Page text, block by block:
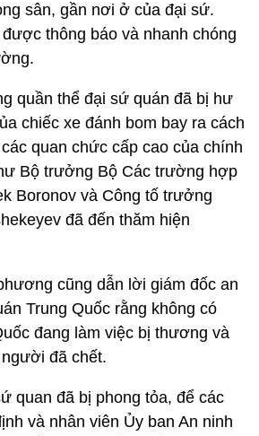
sân, gần nơi ở của đại sứ.
thông báo và nhanh chóng
quần thể đại sứ quán đã bị hư
chiếc xe đánh bom bay ra cách
quan chức cấp cao của chính
Bộ trưởng Bộ Các trường hợp
Boronov và Công tố trưởng
đã đến thăm hiện
cũng dẫn lời giám đốc an
Trung Quốc rằng không có
đang làm việc bị thương và
đã chết.
quan đã bị phong tỏa, để các
và nhân viên Ủy ban An ninh